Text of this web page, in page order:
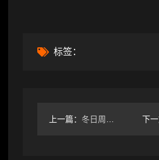
标签：
上一篇： 冬日周礼包码小年福利 下一